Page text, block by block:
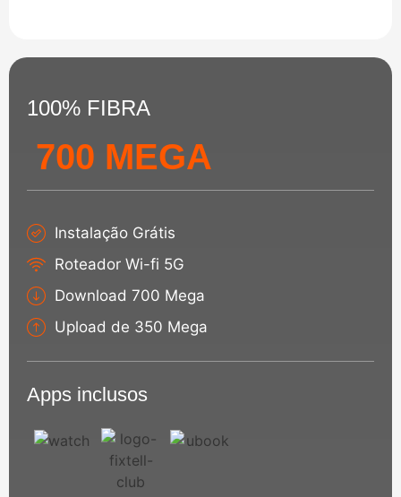
100% FIBRA
700 MEGA
Instalação Grátis
Roteador Wi-fi 5G
Download 700 Mega
Upload de 350 Mega
Apps inclusos